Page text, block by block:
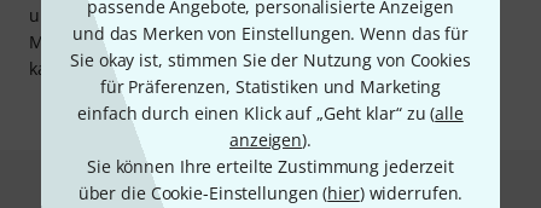
passende Angebote, personalisierte Anzeigen
und das Merken von Einstellungen. Wenn das für
Sie okay ist, stimmen Sie der Nutzung von Cookies
für Präferenzen, Statistiken und Marketing
einfach durch einen Klick auf „Geht klar“ zu (alle
anzeigen).
Sie können Ihre erteilte Zustimmung jederzeit
über die Cookie-Einstellungen (hier) widerrufen.
und intuitiv über die App gesteuert werden, sodass der
Mixer von verschiedenen Positionen aus betätigt werden
kann.
Das kauften Kunden, die sich dieses